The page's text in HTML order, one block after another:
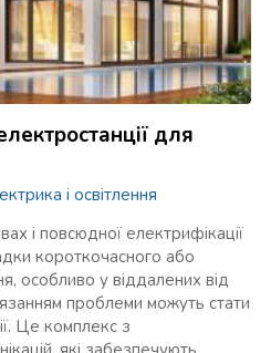
для
і освітлення
і повсюдної електрифікації
короткочасного або
особливо у віддалених від
проблеми можуть стати
Це комплекс з